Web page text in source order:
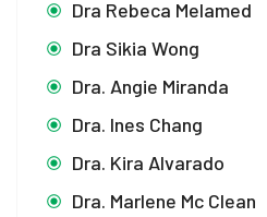
panel
giriş
giriş
Dra Rebeca Melamed
Dra Sikia Wong
Dra. Angie Miranda
Dra. Ines Chang
Dra. Kira Alvarado
Dra. Marlene Mc Clean